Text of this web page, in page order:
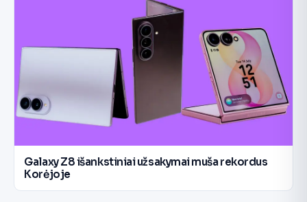
Galaxy Z8 išankstiniai užsakymai muša rekordus
Korėjoje